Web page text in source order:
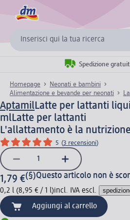
Inserisci qui la tua ricerca
Spedizione
Homepage
Neonati e bambini
Alimentazione e bevande per neonati
AptamilLatte per lattanti
mlLatte per lattanti
L'allattamento è la
5 (3 recensioni)
1,79 €(§)Questo articolo non è
0,2 l (8,95 € / 1 l)incl. IVA escl.
Aggiungi al carrello